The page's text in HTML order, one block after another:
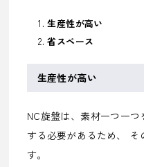
生産性が高い
省スペース
生産性が高い
NC旋盤は、素材一つ一
する必要があるため、 そ
す。